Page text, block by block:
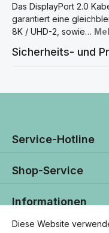
Das DisplayPort 2.0
garantiert eine
8K / UHD-2, sowie…
Sicherheits- und
Service-Hotline
Shop-Service
Informationen
Diese Website